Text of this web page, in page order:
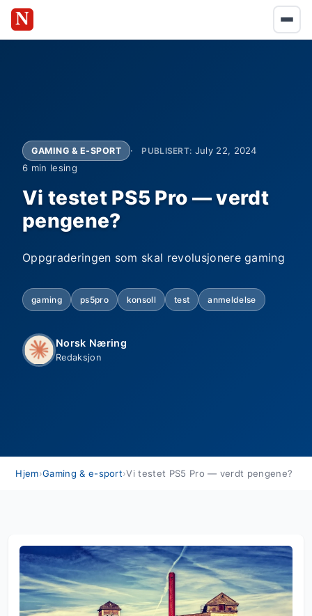
GAMING & E-SPORT PUBLISERT: July 22, 2024
6 min lesing
Vi testet PS5 Pro — verdt
pengene?
Oppgraderingen som skal revolusjonere gaming
gaming ps5pro konsoll test anmeldelse
Norsk Næring
Redaksjon
Hjem›Gaming & e-sport›Vi testet PS5 Pro — verdt pengene?